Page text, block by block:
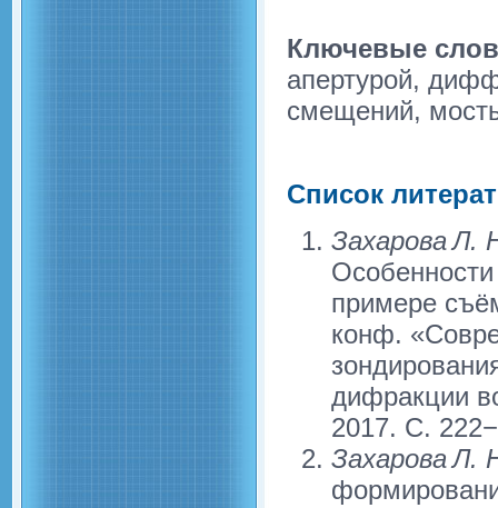
Ключевые
апертурой,
смещений,
Список
Захарова Л.
примере
конф.
дифракции
2017. C.
Захарова Л.